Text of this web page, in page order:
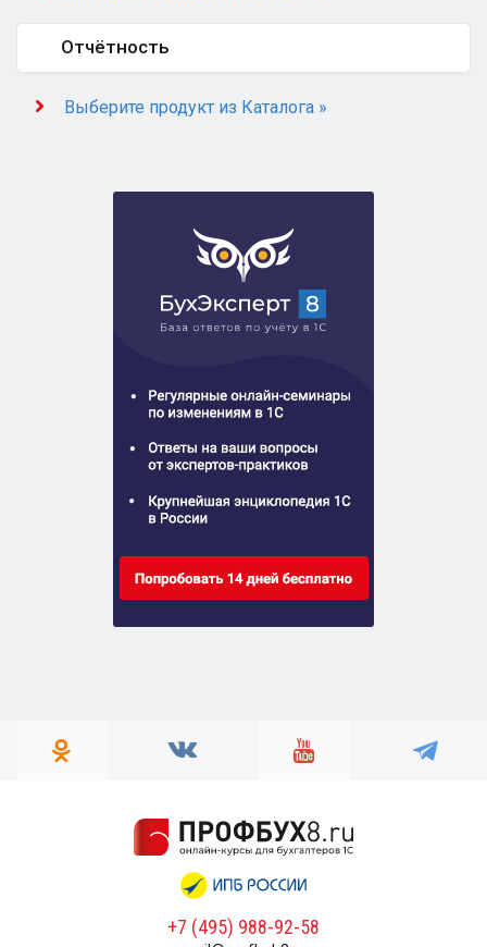
Отчётность
Выберите продукт из Каталога »
+7 (495) 988-92-58